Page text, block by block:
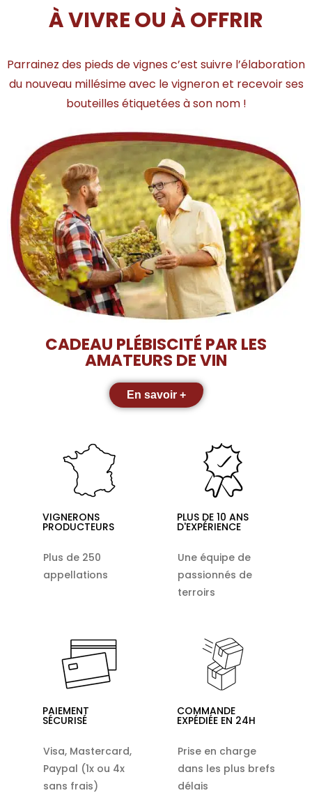
À VIVRE OU À OFFRIR
Parrainez des pieds de vignes c’est suivre l’élaboration
du nouveau millésime avec le vigneron et recevoir ses
bouteilles étiquetées à son nom !
CADEAU PLÉBISCITÉ PAR LES
AMATEURS DE VIN
En savoir +
VIGNERONS
PRODUCTEURS
Plus de 250
appellations
PLUS DE 10 ANS
D'EXPÉRIENCE
Une équipe de
passionnés de
terroirs
PAIEMENT
SÉCURISÉ
Visa, Mastercard,
Paypal (1x ou 4x
sans frais)
COMMANDE
EXPÉDIÉE EN 24H
Prise en charge
dans les plus brefs
délais